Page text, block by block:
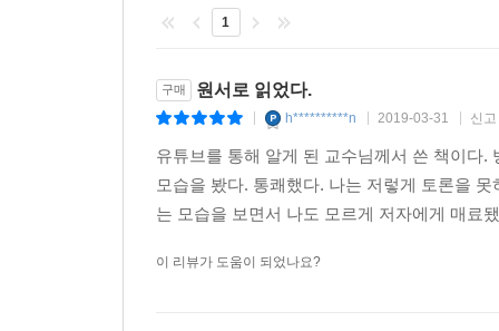
1
구매 원서로 읽었다.
h**********n 2019-03-31 신고
유튜브를 통해 알게 된 교수님께서 쓴 책이다
모습을 봤다. 통쾌했다. 나는 저렇게 토론을
는 모습을 보면서 나도 모르게 저자에게 매료
이 리뷰가 도움이 되었나요?